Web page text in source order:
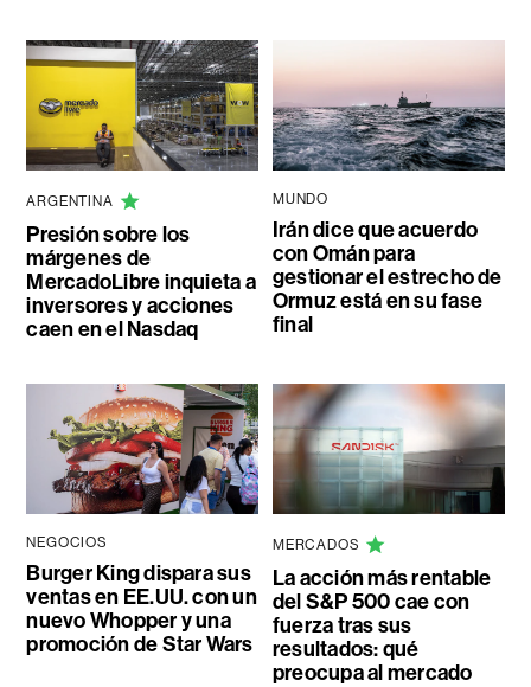
ARGENTINA
Presión sobre los
márgenes de
MercadoLibre inquieta a
inversores y acciones
caen en el Nasdaq
MUNDO
Irán dice que acuerdo
con Omán para
gestionar el estrecho de
Ormuz está en su fase
final
NEGOCIOS
Burger King dispara sus
ventas en EE.UU. con un
nuevo Whopper y una
promoción de Star Wars
MERCADOS
La acción más rentable
del S&P 500 cae con
fuerza tras sus
resultados: qué
preocupa al mercado